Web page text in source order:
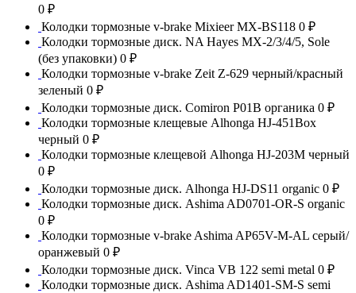
0 ₽
Колодки тормозные v-brake Mixieer MX-BS118 0 ₽
Колодки тормозные диск. NA Hayes MX-2/3/4/5, Sole
(без упаковки) 0 ₽
Колодки тормозные v-brake Zeit Z-629 черный/красный
зеленый 0 ₽
Колодки тормозные диск. Comiron P01B органика 0 ₽
Колодки тормозные клещевые Alhonga HJ-451Box
черный 0 ₽
Колодки тормозные клещевой Alhonga HJ-203M черный
0 ₽
Колодки тормозные диск. Alhonga HJ-DS11 organic 0 ₽
Колодки тормозные диск. Ashima AD0701-OR-S organic
0 ₽
Колодки тормозные v-brake Ashima AP65V-M-AL серый/
оранжевый 0 ₽
Колодки тормозные диск. Vinca VB 122 semi metal 0 ₽
Колодки тормозные диск. Ashima AD1401-SM-S semi